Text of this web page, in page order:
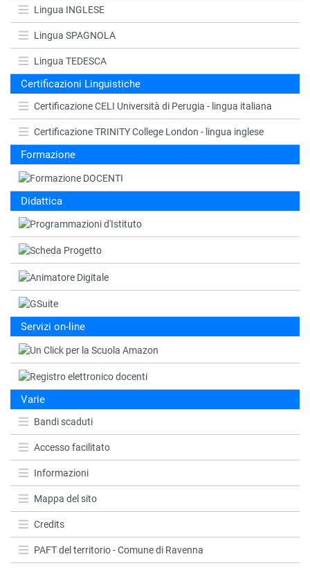
Lingua INGLESE
Lingua SPAGNOLA
Lingua TEDESCA
Certificazioni Linguistiche
Certificazione CELI Università di Perugia - lingua italiana
Certificazione TRINITY College London - lingua inglese
Formazione
Didattica
Servizi on-line
Varie
Bandi scaduti
Accesso facilitato
Informazioni
Mappa del sito
Credits
PAFT del territorio - Comune di Ravenna